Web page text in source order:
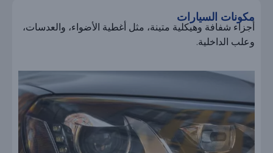
مكونات السيارات
أجزاء شفافة وهيكلية متينة، مثل أغطية الأضواء، والعدسات،
وعلب الداخلية.